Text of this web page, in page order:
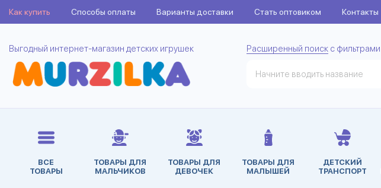
Как купить Способы оплаты Варианты доставки Стать оптовиком Контакты
Выгодный интернет-магазин детских игрушек Расширенный поиск с фильтрами
ВСЕ
ТОВАРЫ
ТОВАРЫ ДЛЯ
МАЛЬЧИКОВ
ТОВАРЫ ДЛЯ
ДЕВОЧЕК
ТОВАРЫ ДЛЯ
МАЛЫШЕЙ
ДЕТСКИЙ
ТРАНСПОРТ